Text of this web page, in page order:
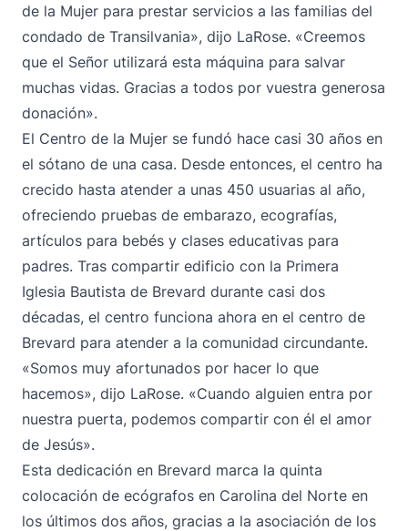
de la Mujer para prestar servicios a las familias del
condado de Transilvania», dijo LaRose. «Creemos
que el Señor utilizará esta máquina para salvar
muchas vidas. Gracias a todos por vuestra generosa
donación».
El Centro de la Mujer se fundó hace casi 30 años en
el sótano de una casa. Desde entonces, el centro ha
crecido hasta atender a unas 450 usuarias al año,
ofreciendo pruebas de embarazo, ecografías,
artículos para bebés y clases educativas para
padres. Tras compartir edificio con la Primera
Iglesia Bautista de Brevard durante casi dos
décadas, el centro funciona ahora en el centro de
Brevard para atender a la comunidad circundante.
«Somos muy afortunados por hacer lo que
hacemos», dijo LaRose. «Cuando alguien entra por
nuestra puerta, podemos compartir con él el amor
de Jesús».
Esta dedicación en Brevard marca la quinta
colocación de ecógrafos en Carolina del Norte en
los últimos dos años, gracias a la asociación de los